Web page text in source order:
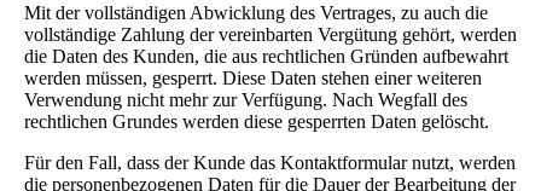
Mit der vollständigen Abwicklung des Vertrages, zu auch die
vollständige Zahlung der vereinbarten Vergütung gehört, werden
die Daten des Kunden, die aus rechtlichen Gründen aufbewahrt
werden müssen, gesperrt. Diese Daten stehen einer weiteren
Verwendung nicht mehr zur Verfügung. Nach Wegfall des
rechtlichen Grundes werden diese gesperrten Daten gelöscht.
Für den Fall, dass der Kunde das Kontaktformular nutzt, werden
die personenbezogenen Daten für die Dauer der Bearbeitung der